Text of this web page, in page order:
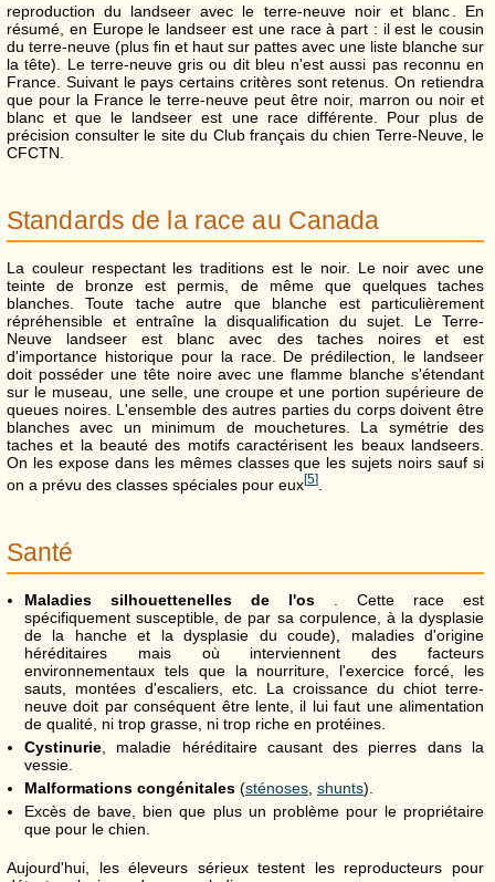
reproduction du landseer avec le terre-neuve noir et blanc
. En
résumé, en Europe le landseer est une race à part : il est le cousin
du terre-neuve (plus fin et haut sur pattes avec une liste blanche sur
la tête). Le terre-neuve gris ou dit bleu n'est aussi pas reconnu en
France. Suivant le pays certains critères sont retenus. On retiendra
que pour la France le terre-neuve peut être noir, marron ou noir et
blanc et que le landseer est une race différente. Pour plus de
précision consulter le site du Club français du chien Terre-Neuve, le
CFCTN.
Standards de la race au Canada
La couleur respectant les traditions est le noir. Le noir avec une
teinte de bronze est permis, de même que quelques taches
blanches. Toute tache autre que blanche est particulièrement
répréhensible et entraîne la disqualification du sujet. Le Terre-
Neuve landseer est blanc avec des taches noires et est
d'importance historique pour la race. De prédilection, le landseer
doit posséder une tête noire avec une flamme blanche s'étendant
sur le museau, une selle, une croupe et une portion supérieure de
queues noires. L'ensemble des autres parties du corps doivent être
blanches avec un minimum de mouchetures. La symétrie des
taches et la beauté des motifs caractérisent les beaux landseers.
On les expose dans les mêmes classes que les sujets noirs sauf si
on a prévu des classes spéciales pour eux[5]
Santé
Maladies silhouettenelles de l'os
. Cette race est
spécifiquement susceptible, de par sa corpulence, à la dysplasie
de la hanche et la dysplasie du coude), maladies d'origine
héréditaires mais où interviennent des facteurs
environnementaux tels que la nourriture, l'exercice forcé, les
sauts, montées d'escaliers, etc. La croissance du chiot terre-
neuve doit par conséquent être lente, il lui faut une alimentation
de qualité, ni trop grasse, ni trop riche en protéines.
Cystinurie , maladie héréditaire causant des pierres dans la
vessie.
Malformations congénitales (sténoses shunts).
Excès de bave, bien que plus un problème pour le propriétaire
que pour le chien.
Aujourd'hui, les éleveurs sérieux testent les reproducteurs pour